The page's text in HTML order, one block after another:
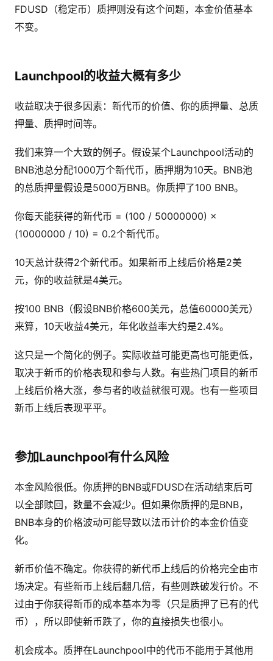
FDUSD（稳定币）质押则没有这个问题，本金价值基本
不变。
Launchpool的收益大概有多少
收益取决于很多因素：新代币的价值、你的质押量、总质
押量、质押时间等。
我们来算一个大致的例子。假设某个Launchpool活动的
BNB池总分配1000万个新代币，质押期为10天。BNB池
的总质押量假设是5000万BNB。你质押了100 BNB。
你每天能获得的新代币 = (100 / 50000000) ×
(10000000 / 10) = 0.2个新代币。
10天总计获得2个新代币。如果新币上线后价格是2美
元，你的收益就是4美元。
按100 BNB（假设BNB价格600美元，总值60000美元）
来算，10天收益4美元，年化收益率大约是2.4%。
这只是一个简化的例子。实际收益可能更高也可能更低，
取决于新币的价格表现和参与人数。有些热门项目的新币
上线后价格大涨，参与者的收益就很可观。也有一些项目
新币上线后表现平平。
参加Launchpool有什么风险
本金风险很低。你质押的BNB或FDUSD在活动结束后可
以全部赎回，数量不会减少。但如果你质押的是BNB，
BNB本身的价格波动可能导致以法币计价的本金价值变
化。
新币价值不确定。你获得的新代币上线后的价格完全由市
场决定。有些新币上线后翻几倍，有些则跌破发行价。不
过由于你获得新币的成本基本为零（只是质押了已有的代
币），所以即使新币跌了，你的直接损失也很小。
机会成本。质押在Launchpool中的代币不能用于其他用